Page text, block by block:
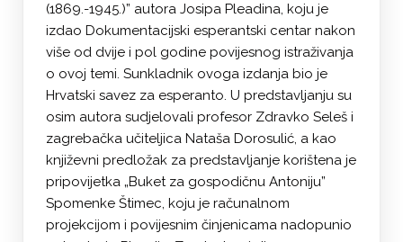
(1869.-1945.)” autora Josipa Pleadina, koju je
izdao Dokumentacijski esperantski centar nakon
više od dvije i pol godine povijesnog istraživanja
o ovoj temi. Sunkladnik ovoga izdanja bio je
Hrvatski savez za esperanto. U predstavljanju su
osim autora sudjelovali profesor Zdravko Seleš i
zagrebačka učiteljica Nataša Dorosulić, a kao
književni predložak za predstavljanje korištena je
pripovijetka „Buket za gospodičnu Antoniju”
Spomenke Štimec, koju je računalnom
projekcijom i povijesnim činjenicama nadopunio